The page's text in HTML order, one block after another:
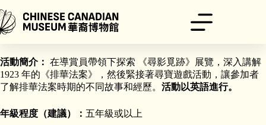
至
主
內
容
活動時間： 90分鐘
活動簡介： 在導賞員帶領下探索 《尋影覓跡》展覽，深入講解
1923 年的《排華法案》，然後緊接著尋寶遊戲活動，讓參加者
了解排華法案時期的不同故事和經歷。 活動以英語進行。
年級程度（建議）： 五年級或以上